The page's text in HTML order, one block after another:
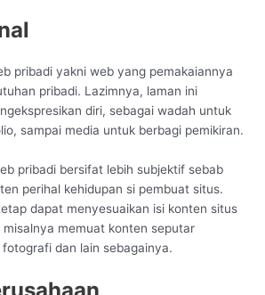
pribadi yakni web yang pemakaiannya
pribadi. Lazimnya, laman ini
diri, sebagai wadah untuk
sampai media untuk berbagi pemikiran.
pribadi bersifat lebih subjektif sebab
perihal kehidupan si pembuat situs.
dapat menyesuaikan isi konten situs
misalnya memuat konten seputar
dan lain sebagainya.